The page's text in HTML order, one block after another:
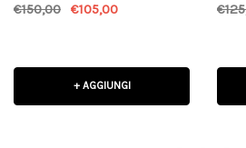
€150,00 €105,00
+ AGGIUNGI